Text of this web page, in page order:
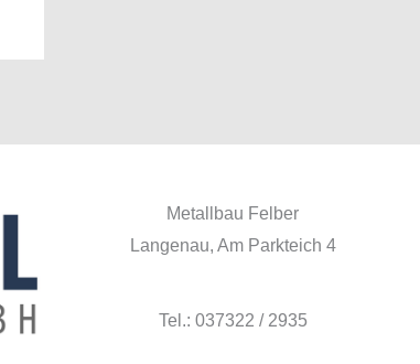
Metallbau Felber
Langenau, Am Parkteich 4
Tel.: 037322 / 2935